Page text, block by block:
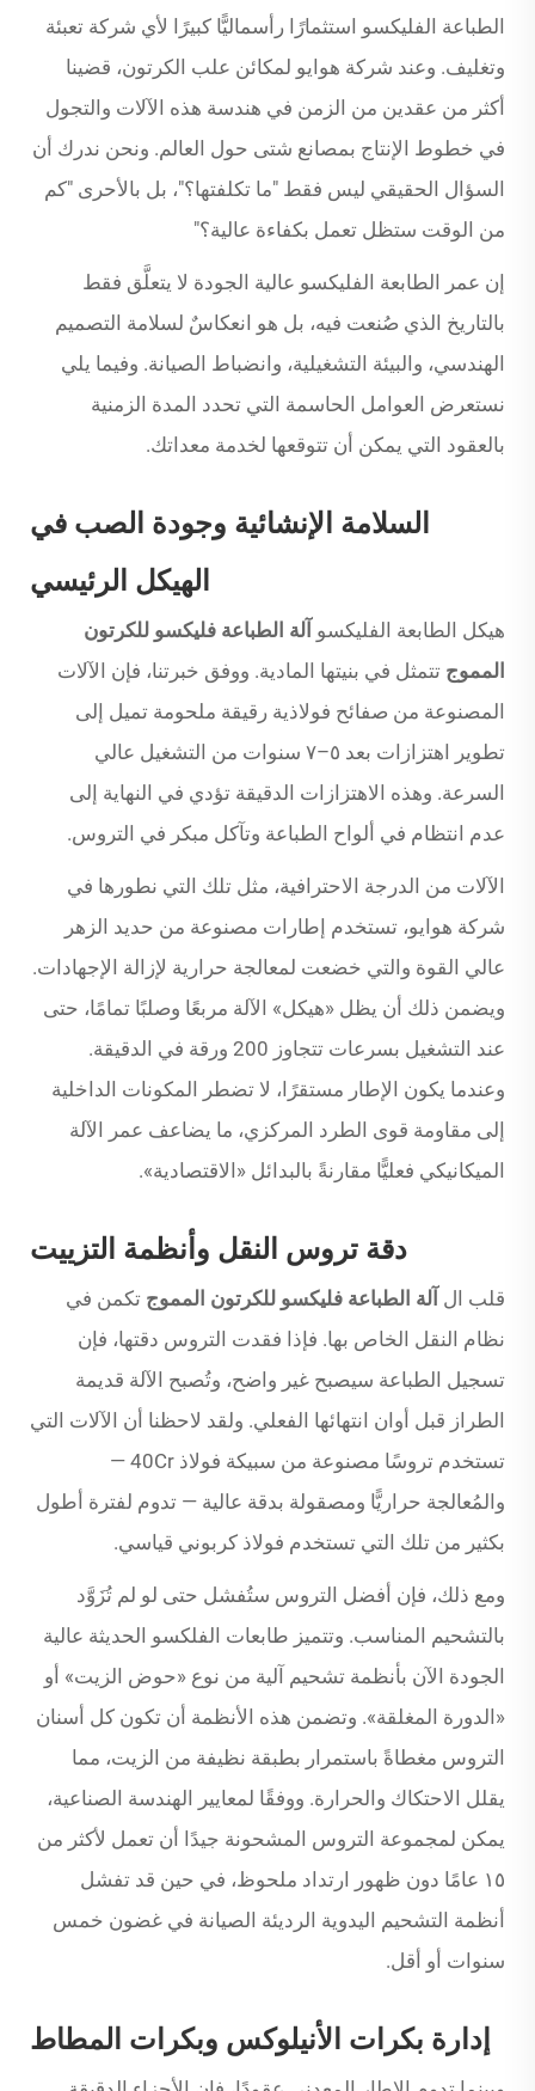
الطباعة الفليكسو استثمارًا رأسماليًّا كبيرًا لأي شركة تعبئة
وتغليف. وعند شركة هوايو لمكائن علب الكرتون، قضينا
أكثر من عقدين من الزمن في هندسة هذه الآلات والتجول
في خطوط الإنتاج بمصانع شتى حول العالم. ونحن ندرك أن
السؤال الحقيقي ليس فقط "ما تكلفتها؟"، بل بالأحرى "كم
من الوقت ستظل تعمل بكفاءة عالية؟"
إن عمر الطابعة الفليكسو عالية الجودة لا يتعلَّق فقط
بالتاريخ الذي صُنعت فيه، بل هو انعكاسٌ لسلامة التصميم
الهندسي، والبيئة التشغيلية، وانضباط الصيانة. وفيما يلي
نستعرض العوامل الحاسمة التي تحدد المدة الزمنية
بالعقود التي يمكن أن تتوقعها لخدمة معداتك.
السلامة الإنشائية وجودة الصب في
الهيكل الرئيسي
هيكل الطابعة الفليكسو آلة الطباعة فليكسو للكرتون
المموج تتمثل في بنيتها المادية. ووفق خبرتنا، فإن الآلات
المصنوعة من صفائح فولاذية رقيقة ملحومة تميل إلى
تطوير اهتزازات بعد ٥–٧ سنوات من التشغيل عالي
السرعة. وهذه الاهتزازات الدقيقة تؤدي في النهاية إلى
عدم انتظام في ألواح الطباعة وتآكل مبكر في التروس.
الآلات من الدرجة الاحترافية، مثل تلك التي نطورها في
شركة هوايو، تستخدم إطارات مصنوعة من حديد الزهر
عالي القوة والتي خضعت لمعالجة حرارية لإزالة الإجهادات.
ويضمن ذلك أن يظل «هيكل» الآلة مربعًا وصلبًا تمامًا، حتى
عند التشغيل بسرعات تتجاوز 200 ورقة في الدقيقة.
وعندما يكون الإطار مستقرًا، لا تضطر المكونات الداخلية
إلى مقاومة قوى الطرد المركزي، ما يضاعف عمر الآلة
الميكانيكي فعليًّا مقارنةً بالبدائل «الاقتصادية».
دقة تروس النقل وأنظمة التزييت
قلب ال آلة الطباعة فليكسو للكرتون المموج تكمن في
نظام النقل الخاص بها. فإذا فقدت التروس دقتها، فإن
تسجيل الطباعة سيصبح غير واضح، وتُصبح الآلة قديمة
الطراز قبل أوان انتهائها الفعلي. ولقد لاحظنا أن الآلات التي
تستخدم تروسًا مصنوعة من سبيكة فولاذ 40Cr —
والمُعالجة حراريًّا ومصقولة بدقة عالية — تدوم لفترة أطول
بكثير من تلك التي تستخدم فولاذ كربوني قياسي.
ومع ذلك، فإن أفضل التروس ستُفشل حتى لو لم تُزَوَّد
بالتشحيم المناسب. وتتميز طابعات الفلكسو الحديثة عالية
الجودة الآن بأنظمة تشحيم آلية من نوع «حوض الزيت» أو
«الدورة المغلقة». وتضمن هذه الأنظمة أن تكون كل أسنان
التروس مغطاةً باستمرار بطبقة نظيفة من الزيت، مما
يقلل الاحتكاك والحرارة. ووفقًا لمعايير الهندسة الصناعية،
يمكن لمجموعة التروس المشحونة جيدًا أن تعمل لأكثر من
١٥ عامًا دون ظهور ارتداد ملحوظ، في حين قد تفشل
أنظمة التشحيم اليدوية الرديئة الصيانة في غضون خمس
سنوات أو أقل.
إدارة بكرات الأنيلوكس وبكرات المطاط